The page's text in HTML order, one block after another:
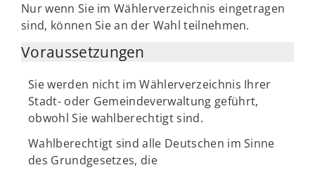
Nur wenn Sie im Wählerverzeichnis eingetragen
sind, können Sie an der Wahl teilnehmen.
Voraussetzungen
Sie werden nicht im Wählerverzeichnis Ihrer
Stadt- oder Gemeindeverwaltung geführt,
obwohl Sie wahlberechtigt sind.
Wahlberechtigt sind alle Deutschen im Sinne
des Grundgesetzes, die